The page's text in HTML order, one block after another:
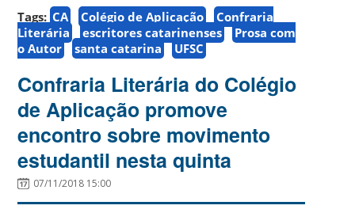
Tags: CA Colégio de Aplicação
Confraria
Literária
escritores catarinenses
Prosa com
o Autor
santa catarina UFSC
Confraria Literária do Colégio
de Aplicação promove
encontro sobre movimento
estudantil nesta quinta
07/11/2018 15:00